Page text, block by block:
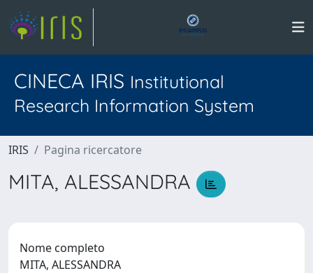
CINECA IRIS Institutional
Research Information System
IRIS Pagina ricercatore
MITA, ALESSANDRA
Nome completo
MITA, ALESSANDRA